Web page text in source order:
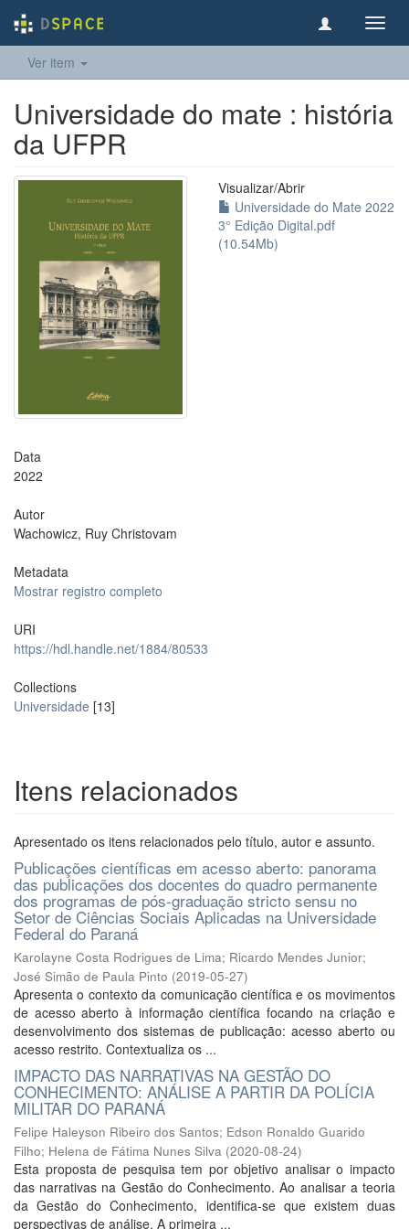
Ver item
Universidade do mate : história
da UFPR
Visualizar/Abrir
Universidade do Mate 2022
3° Edição Digital.pdf
(10.54Mb)
Data
2022
Autor
Wachowicz, Ruy Christovam
Metadata
Mostrar registro completo
URI
https://hdl.handle.net/1884/80533
Collections
Universidade [13]
Itens relacionados
Apresentado os itens relacionados pelo título, autor e assunto.
Publicações científicas em acesso aberto: panorama
das publicações dos docentes do quadro permanente
dos programas de pós-graduação stricto sensu no
Setor de Ciências Sociais Aplicadas na Universidade
Federal do Paraná
Karolayne Costa Rodrigues de Lima; Ricardo Mendes Junior;
José Simão de Paula Pinto (2019-05-27)
Apresenta o contexto da comunicação científica e os movimentos
de acesso aberto à informação científica focando na criação e
desenvolvimento dos sistemas de publicação: acesso aberto ou
acesso restrito. Contextualiza os ...
IMPACTO DAS NARRATIVAS NA GESTÃO DO
CONHECIMENTO: ANÁLISE A PARTIR DA POLÍCIA
MILITAR DO PARANÁ
Felipe Haleyson Ribeiro dos Santos; Edson Ronaldo Guarido
Filho; Helena de Fátima Nunes Silva (2020-08-24)
Esta proposta de pesquisa tem por objetivo analisar o impacto
das narrativas na Gestão do Conhecimento. Ao analisar a teoria
da Gestão do Conhecimento, identifica-se que existem duas
perspectivas de análise. A primeira ...